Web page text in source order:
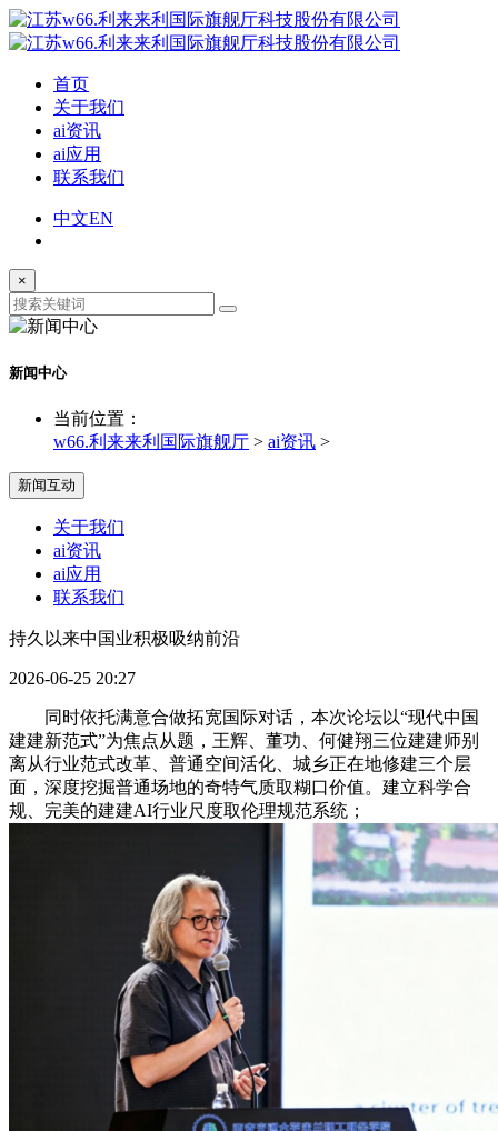
首页
关于我们
ai资讯
ai应用
联系我们
中文EN
×
新闻中心
当前位置：
w66.利来来利国际旗舰厅 > ai资讯 >
新闻互动
关于我们
ai资讯
ai应用
联系我们
持久以来中国业积极吸纳前沿
2026-06-25 20:27
同时依托满意合做拓宽国际对话，本次论坛以“现代中国
建建新范式”为焦点从题，王辉、董功、何健翔三位建建师别
离从行业范式改革、普通空间活化、城乡正在地修建三个层
面，深度挖掘普通场地的奇特气质取糊口价值。建立科学合
规、完美的建建AI行业尺度取伦理规范系统；